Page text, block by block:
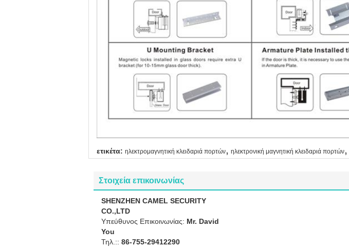
ετικέτα: ηλεκτρομαγνητική κλειδαριά πορτών, ηλεκτρονική μαγνητική κλειδαριά πορτών,
Στοιχεία επικοινωνίας
SHENZHEN CAMEL SECURITY
CO.,LTD
Υπεύθυνος Επικοινωνίας: Mr. David
You
Τηλ.:: 86-755-29412290